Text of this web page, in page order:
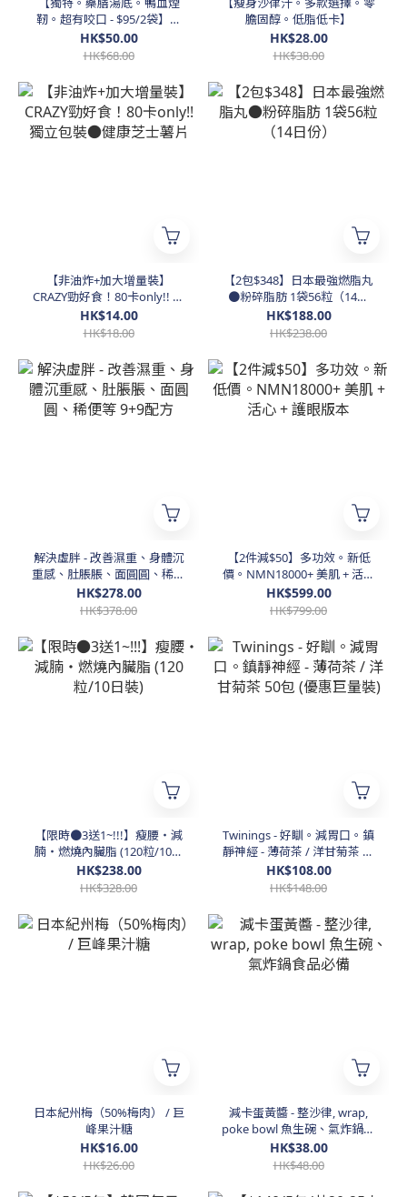
靭。超有咬口 - $95/2袋】台
灣麻辣鴨血450g/袋（得140
卡）
HK$50.00
HK$68.00
膽固醇。低脂低卡】
HK$28.00
HK$38.00
【非油炸+加大增量裝】
CRAZY勁好食！80卡only!! 獨
立包裝●健康芝士薯片
HK$14.00
HK$18.00
【2包$348】日本最強燃脂丸
●粉碎脂肪 1袋56粒（14日
份）
HK$188.00
HK$238.00
解決虛胖 - 改善濕重、身體沉
重感、肚脹脹、面圓圓、稀便
等 9+9配方
HK$278.00
HK$378.00
【2件減$50】多功效。新低
價。NMN18000+ 美肌 + 活心
+ 護眼版本
HK$599.00
HK$799.00
【限時●3送1~!!!】瘦腰・減
腩・燃燒內臟脂 (120粒/10日
裝)
HK$238.00
HK$328.00
Twinings - 好瞓。減胃口。鎮
靜神經 - 薄荷茶 / 洋甘菊茶 50
包 (優惠巨量裝)
HK$108.00
HK$148.00
日本紀州梅（50%梅肉） / 巨
峰果汁糖
HK$16.00
HK$26.00
減卡蛋黃醬 - 整沙律, wrap,
poke bowl 魚生碗、氣炸鍋食
品必備
HK$38.00
HK$48.00